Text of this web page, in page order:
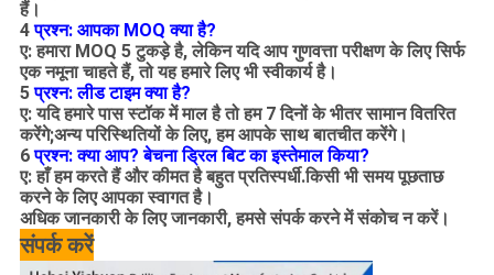
हैं।
4प्रश्न: आपका MOQ क्या है?
ए: हमारा MOQ 5 टुकड़े है, लेकिन यदि आप गुणवत्ता परीक्षण के लिए सिर्फ
एक नमूना चाहते हैं, तो यह हमारे लिए भी स्वीकार्य है।
5प्रश्न: लीड टाइम क्या है?
ए: यदि हमारे पास स्टॉक में माल है तो हम 7 दिनों के भीतर सामान वितरित
करेंगे;अन्य परिस्थितियों के लिए, हम आपके साथ बातचीत करेंगे।
6प्रश्न: क्या आप?बेचनाड्रिल बिट का इस्तेमाल किया?
ए: हाँ हम करते हैंऔर कीमतहैबहुत प्रतिस्पर्धी.किसी भी समय पूछताछ
करने के लिए आपका स्वागत है।
अधिक जानकारी के लिएजानकारी, हमसे संपर्क करने में संकोच न करें।
संपर्क करें